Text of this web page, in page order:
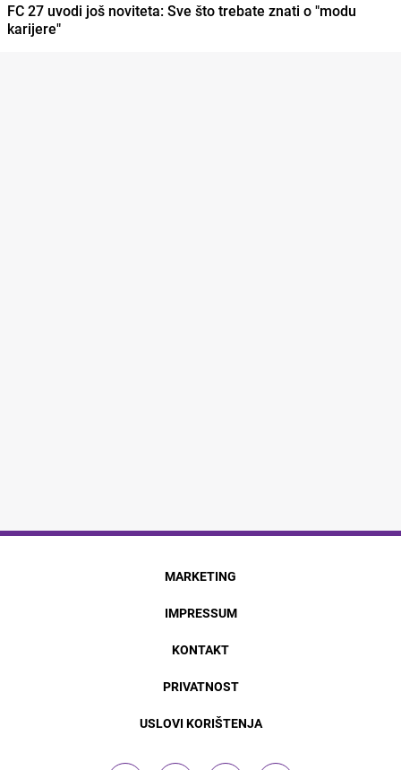
FC 27 uvodi još noviteta: Sve što trebate znati o "modu
karijere"
MARKETING
IMPRESSUM
KONTAKT
PRIVATNOST
USLOVI KORIŠTENJA